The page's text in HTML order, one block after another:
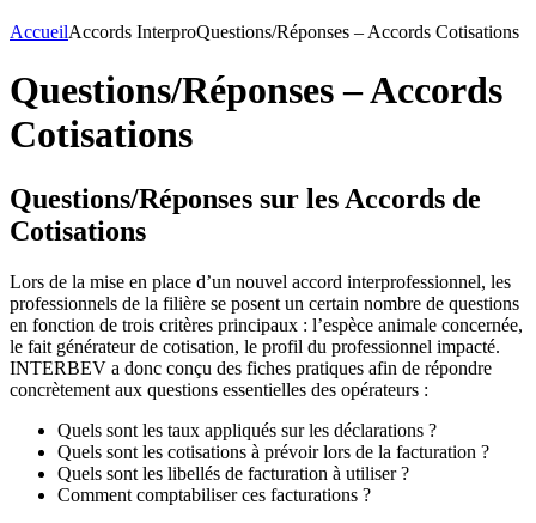
AccueilAccords InterproQuestions/Réponses – Accords Cotisations
Questions/Réponses – Accords
Cotisations
Questions/Réponses sur les Accords de
Cotisations
Lors de la mise en place d’un nouvel accord interprofessionnel, les
professionnels de la filière se posent un certain nombre de questions
en fonction de trois critères principaux : l’espèce animale concernée,
le fait générateur de cotisation, le profil du professionnel impacté.
INTERBEV a donc conçu des fiches pratiques afin de répondre
concrètement aux questions essentielles des opérateurs :
Quels sont les taux appliqués sur les déclarations ?
Quels sont les cotisations à prévoir lors de la facturation ?
Quels sont les libellés de facturation à utiliser ?
Comment comptabiliser ces facturations ?